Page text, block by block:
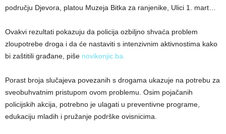
području Djevora, platou Muzeja Bitka za ranjenike, Ulici 1. mart…
Ovakvi rezultati pokazuju da policija ozbiljno shvaća problem
zloupotrebe droga i da će nastaviti s intenzivnim aktivnostima kako
bi zaštitili građane, piše novikonjic.ba.
Porast broja slučajeva povezanih s drogama ukazuje na potrebu za
sveobuhvatnim pristupom ovom problemu. Osim pojačanih
policijskih akcija, potrebno je ulagati u preventivne programe,
edukaciju mladih i pružanje podrške ovisnicima.